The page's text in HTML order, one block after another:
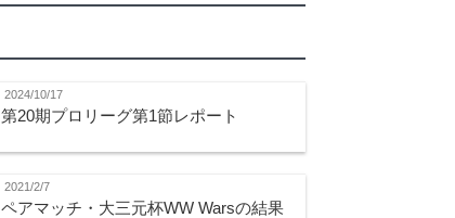
2024/10/17
第20期プロリーグ第1節レポート
2021/2/7
ペアマッチ・大三元杯WW Warsの結果